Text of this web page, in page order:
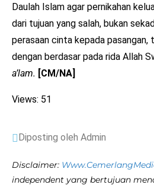
Daulah Islam agar pernikahan
dari tujuan yang salah, bukan
perasaan cinta kepada
dengan berdasar pada rida Allah
a’lam. [CM/NA]
Views: 51
Diposting oleh Admin
Disclaimer:
independent yang bertujuan